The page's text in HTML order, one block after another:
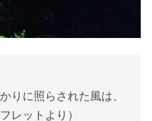
りに照らされた風は、
レットより）